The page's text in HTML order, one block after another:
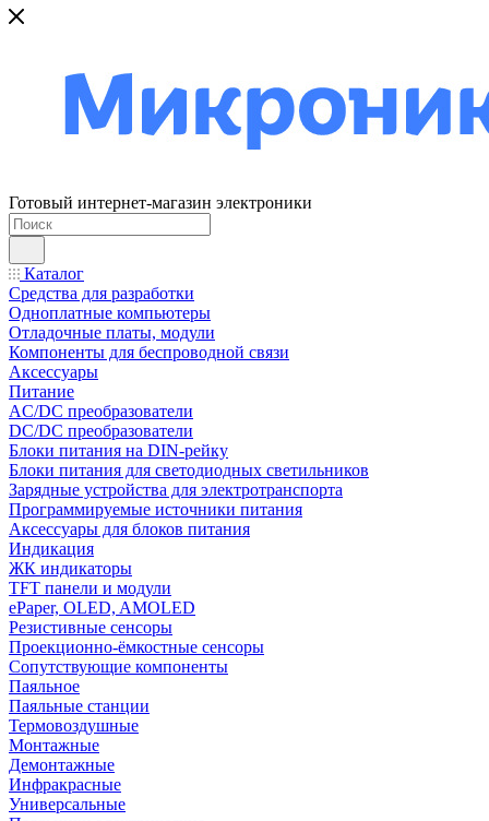
Готовый интернет-магазин электроники
Каталог
Средства для разработки
Одноплатные компьютеры
Отладочные платы, модули
Компоненты для беспроводной связи
Аксессуары
Питание
AC/DC преобразователи
DC/DC преобразователи
Блоки питания на DIN-рейку
Блоки питания для светодиодных светильников
Зарядные устройства для электротранспорта
Программируемые источники питания
Аксессуары для блоков питания
Индикация
ЖК индикаторы
TFT панели и модули
ePaper, OLED, AMOLED
Резистивные сенсоры
Проекционно-ёмкостные сенсоры
Сопутствующие компоненты
Паяльное
Паяльные станции
Термовоздушные
Монтажные
Демонтажные
Инфракрасные
Универсальные